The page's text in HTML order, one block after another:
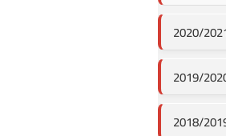
2020/
2019/
2018/